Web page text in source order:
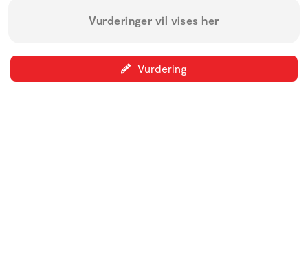
Vurderinger vil vises her
Vurdering